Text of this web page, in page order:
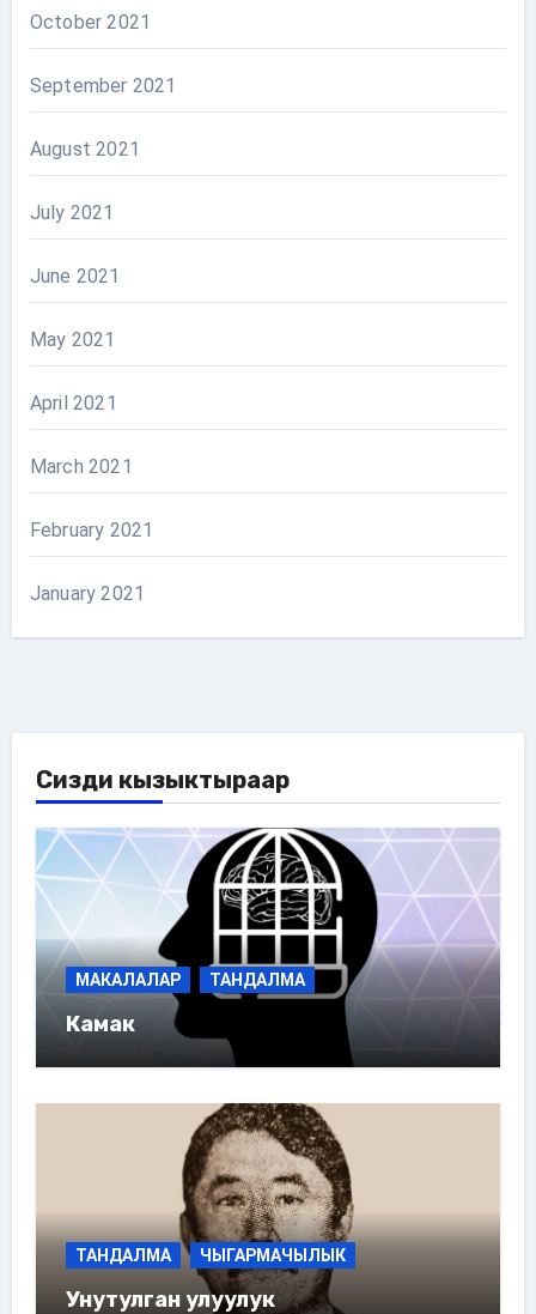
October 2021
September 2021
August 2021
July 2021
June 2021
May 2021
April 2021
March 2021
February 2021
January 2021
Сизди кызыктыраар
МАКАЛАЛАР ТАНДАЛМА
Камак
ТАНДАЛМА ЧЫГАРМАЧЫЛЫК
Унутулган улуулук